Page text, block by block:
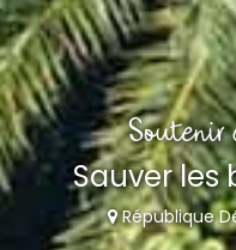
Soutenir
Sauver les
République